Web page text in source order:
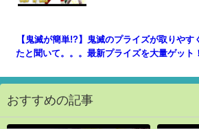
【鬼滅が簡単!?】鬼滅のプライズが取りやす
たと聞いて。。。最新プライズを大量ゲッ
おすすめの記事